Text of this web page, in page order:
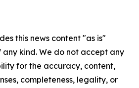
this news content "as is"
kind. We do not accept any
for the accuracy, content,
completeness, legality, or